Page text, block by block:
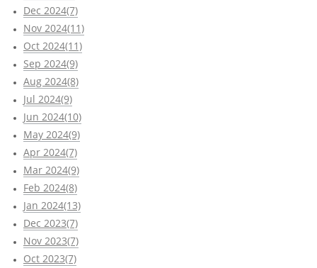
Dec 2024(7)
Nov 2024(11)
Oct 2024(11)
Sep 2024(9)
Aug 2024(8)
Jul 2024(9)
Jun 2024(10)
May 2024(9)
Apr 2024(7)
Mar 2024(9)
Feb 2024(8)
Jan 2024(13)
Dec 2023(7)
Nov 2023(7)
Oct 2023(7)